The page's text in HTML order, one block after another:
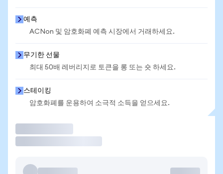
예측
ACNon 및 암호화폐 예측 시장에서 거래하세요.
무기한 선물
최대 50배 레버리지로 토큰을 롱 또는 숏 하세요.
스테이킹
암호화폐를 운용하여 소극적 소득을 얻으세요.